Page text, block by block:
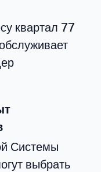
квартал 77
Системы
выбрать